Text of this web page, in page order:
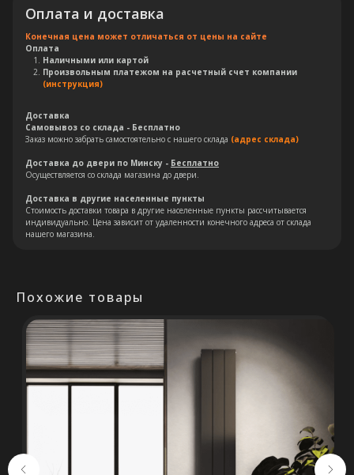
Оплата и доставка
Конечная цена может отличаться от цены на сайте
Оплата
Наличными или картой
Произвольным платежом на расчетный счет компании
(инструкция)
Доставка
Самовывоз со склада - Бесплатно
Заказ можно забрать самостоятельно с нашего склада (адрес склада)
Доставка до двери по Минску - Бесплатно
Осуществляется со склада магазина до двери.
Доставка в другие населенные пункты
Стоимость доставки товара в другие населенные пункты рассчитывается
индивидуально. Цена зависит от удаленности конечного адреса от склада
нашего магазина.
Похожие товары
Остались вопросы?
Оставьте свои контакты. Наш
правильный выбор.